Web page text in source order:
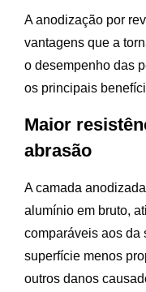
A anodização por
vantagens que a
o desempenho das
os principais
Maior
abrasão
A camada
alumínio em bruto,
comparáveis aos da
superfície menos
outros danos